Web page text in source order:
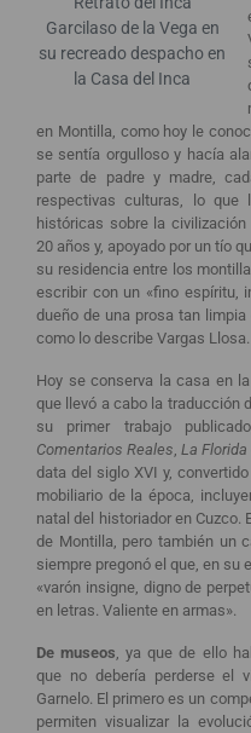
Garcilaso de la Vega en
su recreado despacho en
la Casa del Inca
en Montilla, como hoy le
se sentía orgulloso y hacía
parte de padre y madre,
respectivas culturas, lo
históricas sobre la
20 años y, apoyado por un tío
su residencia entre los
escribir con un «fino espíritu,
dueño de una prosa tan
como lo describe Vargas Llosa.
Hoy se conserva la casa en
que llevó a cabo la traducción
su primer trabajo
Comentarios Reales, La Florida
data del siglo XVI y,
mobiliario de la época,
natal del historiador en Cuzco.
de Montilla, pero también un
siempre pregonó el que, en su
«varón insigne, digno de
en letras. Valiente en armas».
De museos, ya que de ello
que no debería perderse el
Garnelo. El primero es un
permiten visualizar la